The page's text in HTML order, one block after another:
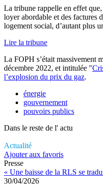
La tribune rappelle en effet
loyer abordable et des factures
logement social, d’autant plus
Lire la tribune
La FOPH s’était massivement
décembre 2022, et intitulée "
l’explosion du prix du gaz.
énergie
gouvernement
pouvoirs publics
Dans le reste de l' actu
Actualité
Ajouter aux favoris
Presse
« Une baisse de la RLS se
30/04/2026